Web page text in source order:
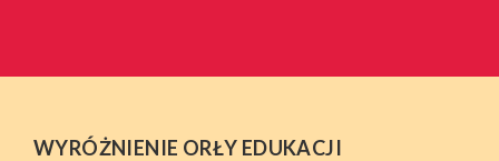
WYRÓŻNIENIE ORŁY EDUKACJI